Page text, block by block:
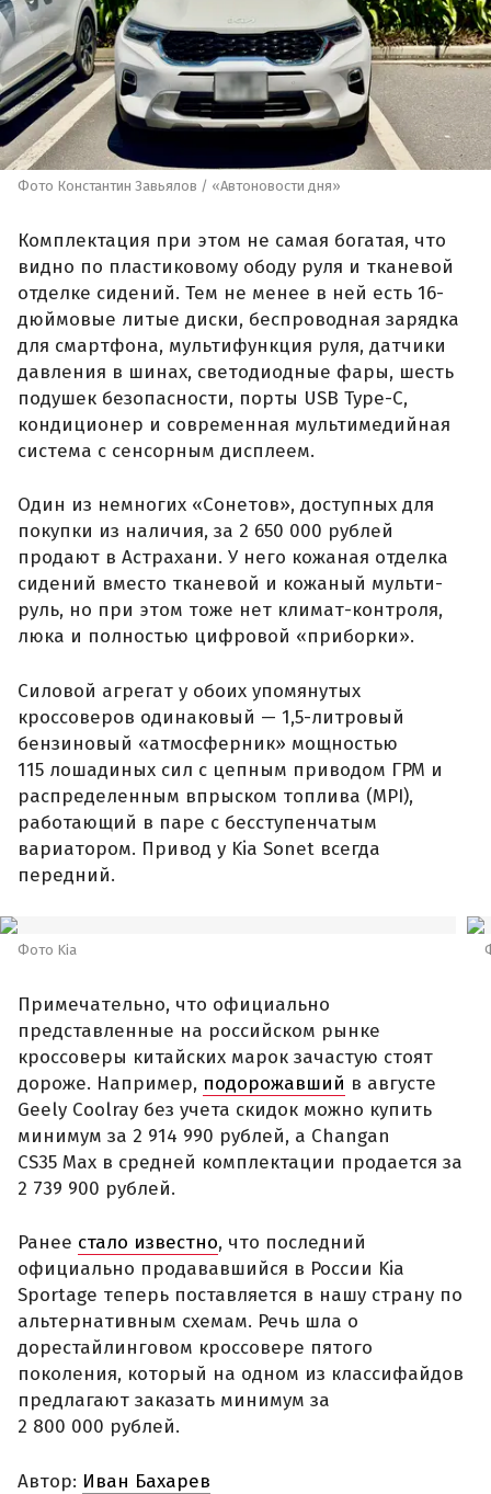
Фото Константин Завьялов / «Автоновости дня»
Комплектация при этом не самая богатая, что
видно по пластиковому ободу руля и тканевой
отделке сидений. Тем не менее в ней есть 16-
дюймовые литые диски, беспроводная зарядка
для смартфона, мультифункция руля, датчики
давления в шинах, светодиодные фары, шесть
подушек безопасности, порты USB Type-C,
кондиционер и современная мультимедийная
система с сенсорным дисплеем.
Один из немногих «Сонетов», доступных для
покупки из наличия, за 2 650 000 рублей
продают в Астрахани. У него кожаная отделка
сидений вместо тканевой и кожаный мульти-
руль, но при этом тоже нет климат-контроля,
люка и полностью цифровой «приборки».
Силовой агрегат у обоих упомянутых
кроссоверов одинаковый — 1,5-литровый
бензиновый «атмосферник» мощностью
115 лошадиных сил с цепным приводом ГРМ и
распределенным впрыском топлива (MPI),
работающий в паре с бесступенчатым
вариатором. Привод у Kia Sonet всегда
передний.
Фото Kia
Примечательно, что официально
представленные на российском рынке
кроссоверы китайских марок зачастую стоят
дороже. Например, подорожавший в августе
Geely Coolray без учета скидок можно купить
минимум за 2 914 990 рублей, а Changan
CS35 Max в средней комплектации продается за
2 739 900 рублей.
Ранее стало известно, что последний
официально продававшийся в России Kia
Sportage теперь поставляется в нашу страну по
альтернативным схемам. Речь шла о
дорестайлинговом кроссовере пятого
поколения, который на одном из классифайдов
предлагают заказать минимум за
2 800 000 рублей.
Автор: Иван Бахарев